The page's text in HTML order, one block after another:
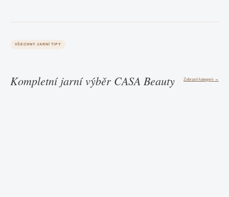
VŠECHNY JARNÍ TIPY
Kompletní jarní výběr CASA Beauty Zobrazit kategorii →